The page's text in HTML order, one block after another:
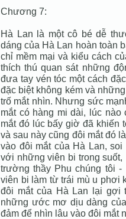
Chương 7:
Hà Lan là một cô bé dễ
dáng của Hà Lan hoàn toàn
chỉ mềm mại và kiểu cách
thích thú quan sát những
đưa tay vén tóc một cách
đặc biệt không kém và
trố mắt nhìn. Nhưng sức
mắt có hàng mi dài, lúc
mắt đó lúc bấy giờ đã khiến
và sau này cũng đôi mắt đó
vào đôi mắt của Hà Lan,
với những viên bi trong
trường thầy Phu chúng tôi
viên bi làm từ trái mù u phơi
đôi mắt của Hà Lan lại gợi
những ước mơ dịu dàng
đảm để nhìn lâu vào đôi mắt